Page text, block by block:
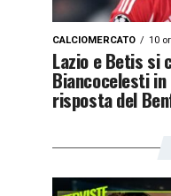
CALCIOMERCATO 10
Lazio e Betis si
Biancocelesti
risposta del